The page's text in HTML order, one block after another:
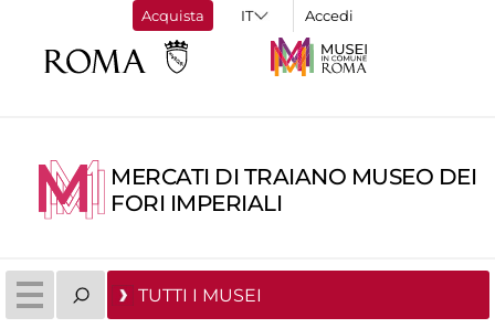
Acquista Accedi
MERCATI DI TRAIANO MUSEO DEI
FORI IMPERIALI
TUTTI I MUSEI